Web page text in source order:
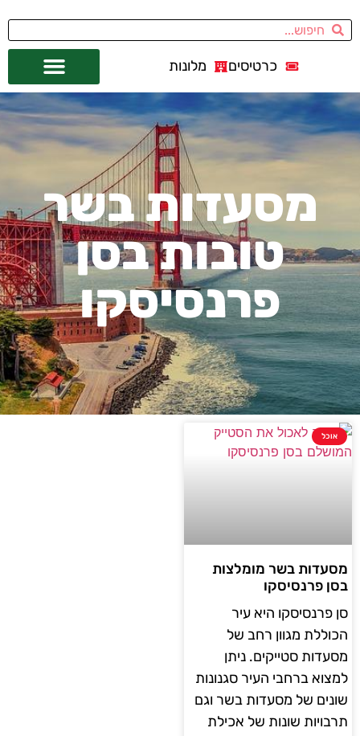
כרטיסים מלונות
מסעדות בשר
טובות בסן
פרנסיסקו
אוכל
מסעדות בשר מומלצות
בסן פרנסיסקו
סן פרנסיסקו היא עיר
הכוללת מגוון רחב של
מסעדות סטייקים. ניתן
למצוא ברחבי העיר סגנונות
שונים של מסעדות בשר וגם
תרבויות שונות של אכילת